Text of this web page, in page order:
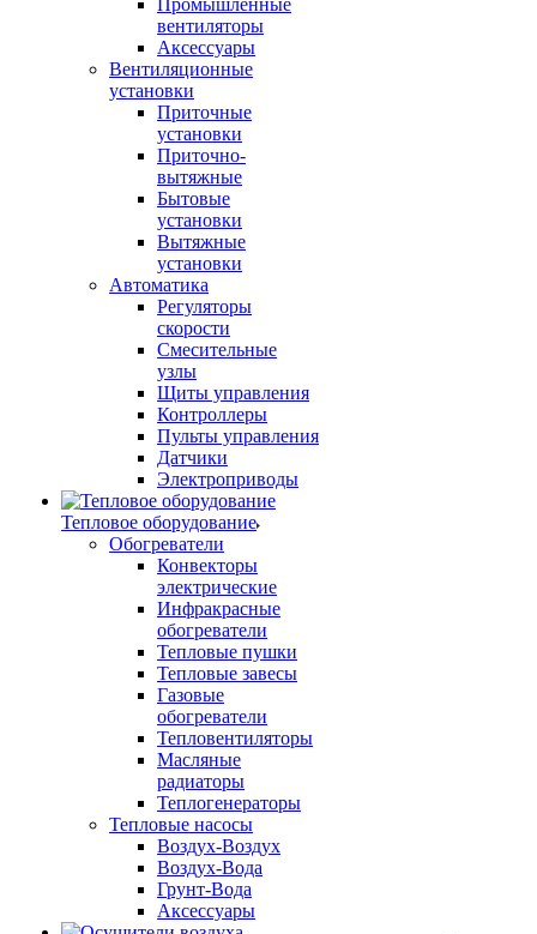
Промышленные
вентиляторы
Аксессуары
Вентиляционные
установки
Приточные
установки
Приточно-
вытяжные
Бытовые
установки
Вытяжные
установки
Автоматика
Регуляторы
скорости
Смесительные
узлы
Щиты управления
Контроллеры
Пульты управления
Датчики
Электроприводы
Тепловое оборудование
Обогреватели
Конвекторы
электрические
Инфракрасные
обогреватели
Тепловые пушки
Тепловые завесы
Газовые
обогреватели
Тепловентиляторы
Масляные
радиаторы
Теплогенераторы
Тепловые насосы
Воздух-Воздух
Воздух-Вода
Грунт-Вода
Аксессуары